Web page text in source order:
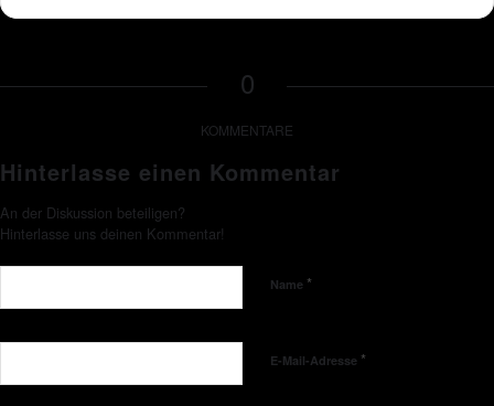
0
KOMMENTARE
Hinterlasse einen Kommentar
An der Diskussion beteiligen?
Hinterlasse uns deinen Kommentar!
Name *
E-Mail-Adresse *